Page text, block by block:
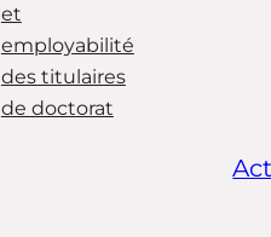
et
employabilité
des titulaires
de doctorat